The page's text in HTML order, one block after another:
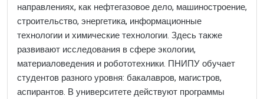
направлениях, как нефтегазовое дело, машиностроение,
строительство, энергетика, информационные
технологии и химические технологии. Здесь также
развивают исследования в сфере экологии,
материаловедения и робототехники. ПНИПУ обучает
студентов разного уровня: бакалавров, магистров,
аспирантов. В университете действуют программы